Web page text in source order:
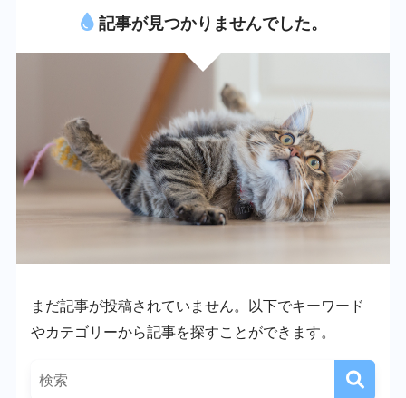
記事が見つかりませんでした。
まだ記事が投稿されていません。以下でキーワード
やカテゴリーから記事を探すことができます。